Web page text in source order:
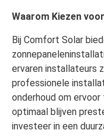
Waarom Kiezen
Bij Comfort Solar
ervaren installateurs
professionele
onderhoud om
optimaal blijven
investeer in een